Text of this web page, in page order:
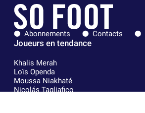
Abonnements Contacts
Joueurs en tendance
Khalis Merah
Loïs Openda
Moussa Niakhaté
Nicolás Tagliafico